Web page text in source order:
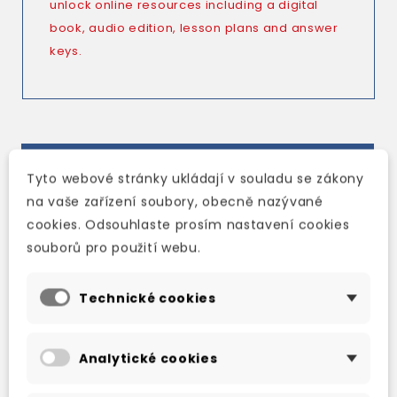
unlock online resources including a digital
book, audio edition, lesson plans and answer
keys.
Tyto webové stránky ukládají v souladu se zákony
na vaše zařízení soubory, obecně nazývané
cookies. Odsouhlaste prosím nastavení cookies
souborů pro použití webu.
Technické cookies
Analytické cookies